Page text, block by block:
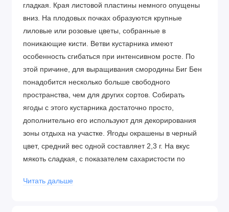
гладкая. Края листовой пластины немного опущены
вниз. На плодовых почках образуются крупные
лиловые или розовые цветы, собранные в
поникающие кисти. Ветви кустарника имеют
особенность сгибаться при интенсивном росте. По
этой причине, для выращивания смородины Биг Бен
понадобится несколько больше свободного
пространства, чем для других сортов. Собирать
ягоды с этого кустарника достаточно просто,
дополнительно его используют для декорирования
зоны отдыха на участке. Ягоды окрашены в черный
цвет, средний вес одной составляет 2,3 г. На вкус
мякоть сладкая, с показателем сахаристости по
Описание Биг Бен высаживается по классической
Читать дальше